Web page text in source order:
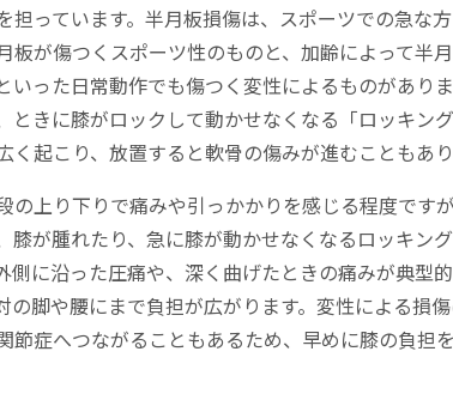
担っています。半月板損傷は、スポーツでの急な
板が傷つくスポーツ性のものと、加齢によって半
いった日常動作でも傷つく変性によるものがあり
ときに膝がロックして動かせなくなる「ロッキン
く起こり、放置すると軟骨の傷みが進むこともあ
の上り下りで痛みや引っかかりを感じる程度です
膝が腫れたり、急に膝が動かせなくなるロッキン
側に沿った圧痛や、深く曲げたときの痛みが典型
の脚や腰にまで負担が広がります。変性による損
節症へつながることもあるため、早めに膝の負担